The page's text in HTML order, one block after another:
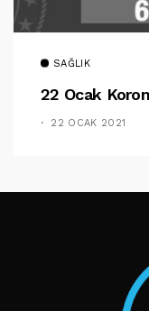
SAĞLIK
22 Ocak
22 OCAK 2021